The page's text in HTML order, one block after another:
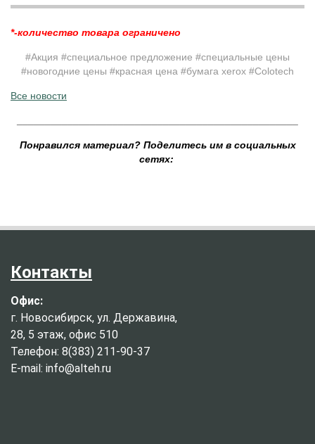
*-количество товара ограничено
#Акция #специальное предложение #специальные цены
#новогодние цены #красная цена #бумага xerox #Colotech
Все новости
Понравился материал? Поделитесь им в социальных
сетях:
Контакты
Офис:
г. Новосибирск, ул. Державина,
28, 5 этаж, офис 510
Телефон: 8(383) 211-90-37
E-mail: info@alteh.ru